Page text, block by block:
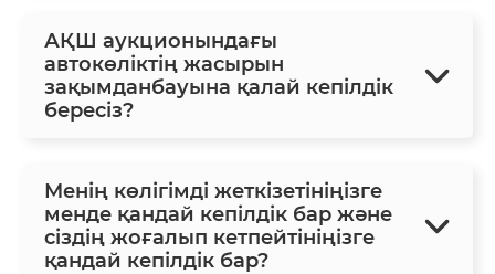
АҚШ аукционындағы
автокөліктің жасырын
зақымданбауына қалай кепілдік
бересіз?
Менің көлігімді жеткізетініңізге
менде қандай кепілдік бар және
сіздің жоғалып кетпейтініңізге
қандай кепілдік бар?